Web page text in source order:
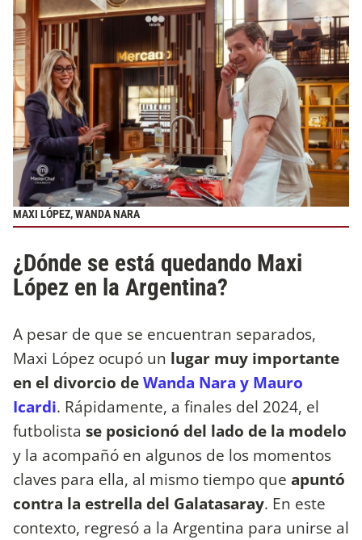
MAXI LÓPEZ, WANDA NARA
¿Dónde se está quedando Maxi
López en la Argentina?
A pesar de que se encuentran separados,
Maxi López ocupó un lugar muy importante
en el divorcio deWanda Nara y Mauro
Icardi. Rápidamente, a finales del 2024, el
futbolista se posicionó del lado de la modelo
y la acompañó en algunos de los momentos
claves para ella, al mismo tiempo que apuntó
contra la estrella del Galatasaray. En este
contexto, regresó a la Argentina para unirse al